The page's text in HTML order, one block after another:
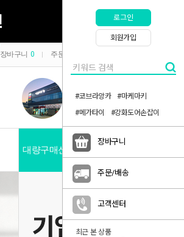
장바구니 0 주문/배송
대량구매신청
로그인
회원가입
#코브라앙카
#마케마키
#메가타이
#강화도어손잡이
장바구니
주문/배송
고객센터
최근 본 상품